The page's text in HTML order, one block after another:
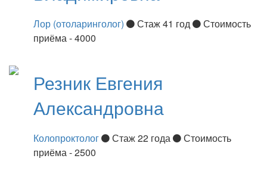
Лор (отоларинголог) Стаж 41 год
Стоимость
приёма - 4000
Резник Евгения
Александровна
Колопроктолог Стаж 22 года
Стоимость
приёма - 2500